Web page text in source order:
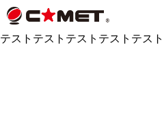
テストテストテストテストテスト